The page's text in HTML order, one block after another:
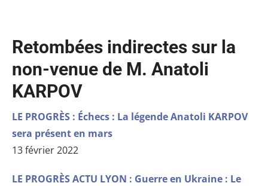
Retombées indirectes sur la
non-venue de M. Anatoli
KARPOV
LE PROGRÈS : Échecs : La légende Anatoli KARPOV
sera présent en mars
13 février 2022
LE PROGRÈS ACTU LYON : Guerre en Ukraine : Le